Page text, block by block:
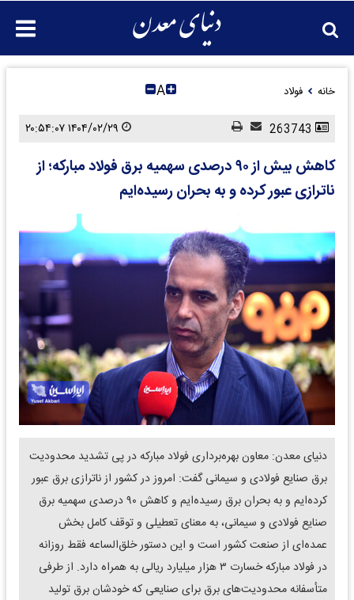
خانه فولاد A
کاهش بیش از ۹۰ درصدی سهمیه برق فولاد مبارکه؛ از
ناترازی عبور کرده و به بحران رسیده‌ایم
دنیای معدن: معاون بهره‌برداری فولاد مبارکه در پی تشدید محدودیت
برق صنایع فولادی و سیمانی گفت: امروز در کشور از ناترازی برق عبور
کرده‌ایم و به بحران برق رسیده‌ایم و کاهش ۹۰ درصدی سهمیه برق
صنایع فولادی و سیمانی، به معنای تعطیلی و توقف کامل بخش
عمده‌ای از صنعت کشور است و این دستور خلق‌الساعه فقط روزانه
در فولاد مبارکه خسارت ۳ هزار میلیارد ریالی به همراه دارد. از طرفی
متأسفانه محدودیت‌های برق برای صنایعی که خودشان برق تولید